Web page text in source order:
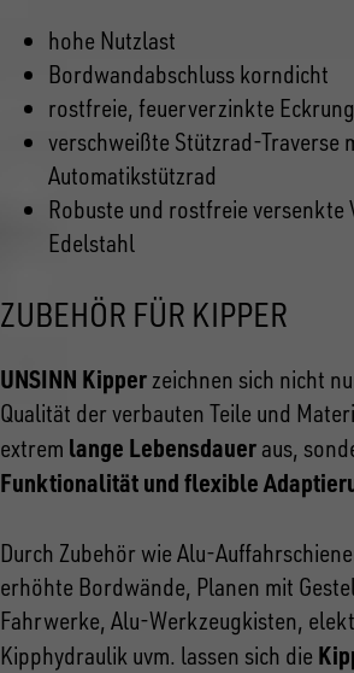
hohe Nutzlast
Bordwandabschluss korndicht
rostfreie, feuerverzinkte
verschweißte Stützrad-Traverse
Automatikstützrad
Robuste und rostfreie versenkte
Edelstahl
ZUBEHÖR FÜR KIPPER
UNSINN Kipperzeichnen sich nicht
Qualität der verbauten Teile und
extrem lange Lebensdauer aus,
Funktionalität und flexible
Durch Zubehör wie Alu-
erhöhte Bordwände, Planen mit
Fahrwerke, Alu-Werkzeugkisten,
Kipphydraulik uvm. lassen sich die